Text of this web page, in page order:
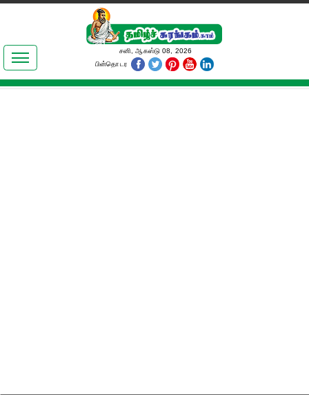
இலக்கியங்கள்
தமிழ் உலகம்
சனி, ஆகஸ்டு 08, 2026
பின்தொடர